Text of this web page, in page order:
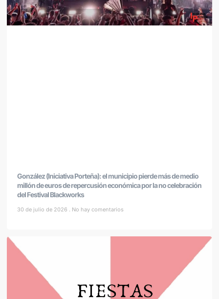
González (Iniciativa Porteña): el municipio pierde más de medio
millón de euros de repercusión económica por la no celebración
del Festival Blackworks
30 de julio de 2026 No hay comentarios